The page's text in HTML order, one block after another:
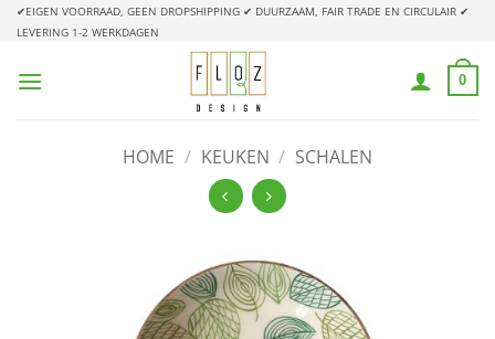
Ga
naar
✔EIGEN VOORRAAD, GEEN DROPSHIPPING ✔ DUURZAAM, FAIR TRADE EN CIRCULAIR ✔
LEVERING 1-2 WERKDAGEN
0
HOME / KEUKEN / SCHALEN